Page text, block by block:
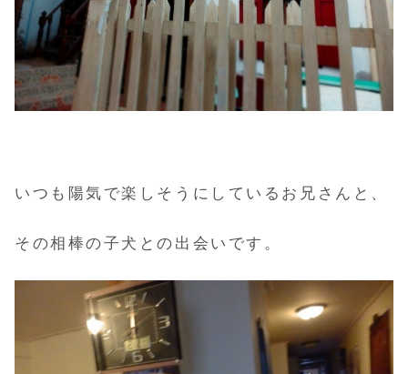
いつも陽気で楽しそうにしているお兄さんと、
その相棒の子犬との出会いです。